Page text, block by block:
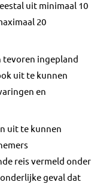
uit minimaal 10
20
tevoren ingepland
uit te kunnen
en
uit te kunnen
reis vermeld onder
geval dat